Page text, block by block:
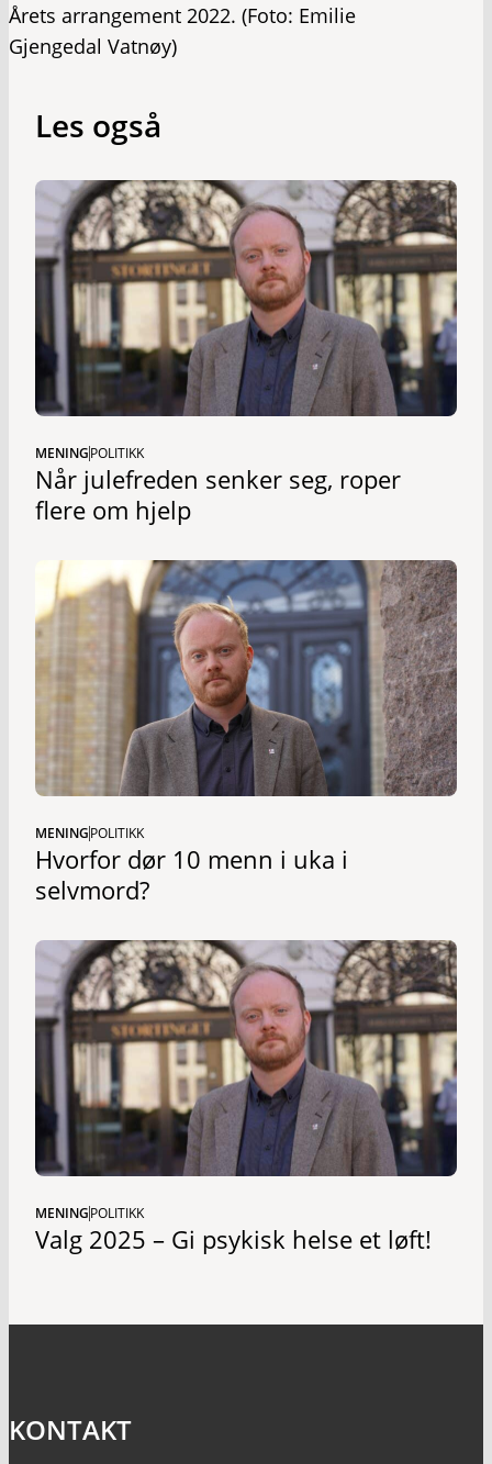
Årets arrangement 2022. (Foto: Emilie
Gjengedal Vatnøy)
Les også
MENINGPOLITIKK
Når julefreden senker seg, roper
flere om hjelp
MENINGPOLITIKK
Hvorfor dør 10 menn i uka i
selvmord?
MENINGPOLITIKK
Valg 2025 – Gi psykisk helse et løft!
KONTAKT